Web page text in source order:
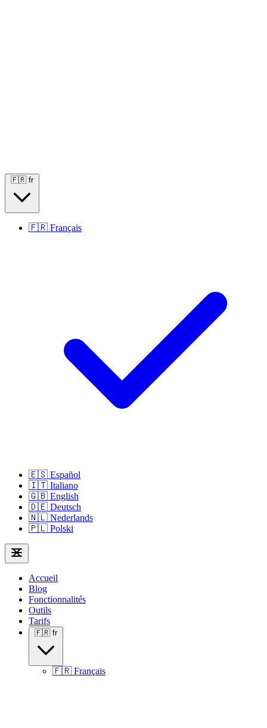
🇫🇷 fr
🇫🇷 Français
🇪🇸 Español
🇮🇹 Italiano
🇬🇧 English
🇩🇪 Deutsch
🇳🇱 Nederlands
🇵🇱 Polski
Accueil
Blog
Fonctionnalités
Outils
Tarifs
🇫🇷 fr
🇫🇷 Français